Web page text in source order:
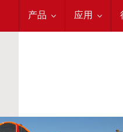
产品
充气袋 应用
集装箱加固